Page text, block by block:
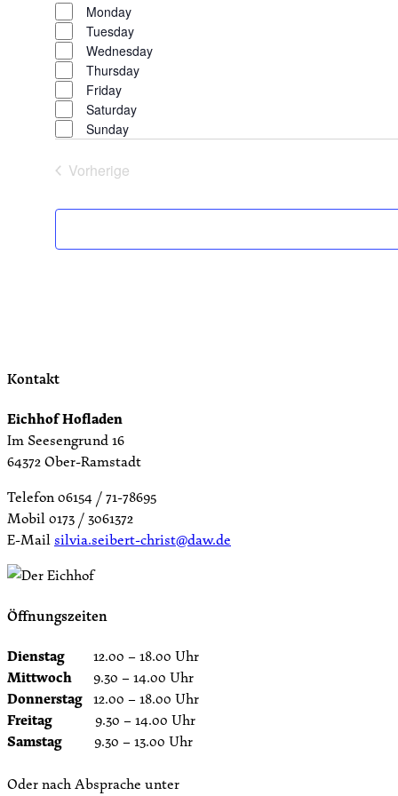
filterClose
filter
Day
Monday
Tuesday
Wednesday
Thursday
Friday
Saturday
Sunday
Vorherige
Kontakt
Eichhof Hofladen
Im Seesengrund 16
64372 Ober-Ramstadt
Telefon 06154 / 71-78695
Mobil 0173 / 3061372
E-Mailsilvia.seibert-christ@daw.de
Öffnungszeiten
Dienstag 12.00 – 18.00 Uhr
Mittwoch 9.30 – 14.00 Uhr
Donnerstag 12.00 – 18.00 Uhr
Freitag 9.30 – 14.00 Uhr
Samstag 9.30 – 13.00 Uhr
Oder nach Absprache unter